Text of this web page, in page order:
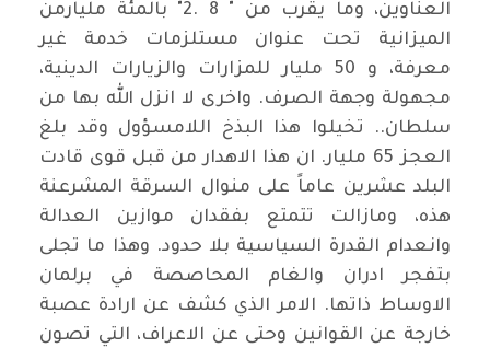
العناوين، وما يقرب من " 8 .2" بالمئة مليارمن
الميزانية تحت عنوان مستلزمات خدمة غير
معرفة، و 50 مليار للمزارات والزيارات الدينية،
مجهولة وجهة الصرف. واخرى لا انزل الله بها من
سلطان.. تخيلوا هذا البذخ اللامسؤول وقد بلغ
العجز 65 مليار. ان هذا الاهدار من قبل قوى قادت
البلد عشرين عاماً على منوال السرقة المشرعنة
هذه، ومازالت تتمتع بفقدان موازين العدالة
وانعدام القدرة السياسية بلا حدود. وهذا ما تجلى
بتفجر ادران والغام المحاصصة في برلمان
الاوساط ذاتها. الامر الذي كشف عن ارادة عصبة
خارجة عن القوانين وحتى عن الاعراف، التي تصون